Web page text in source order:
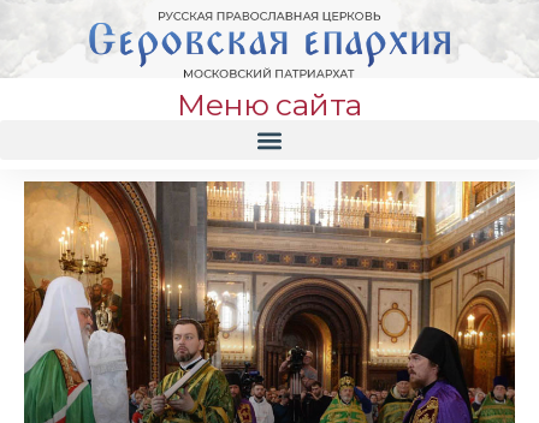
Меню сайта